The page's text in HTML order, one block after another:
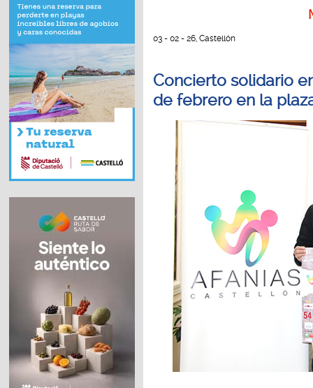
03 - 02 - 26, Castellón
Concierto solidario
de febrero en la